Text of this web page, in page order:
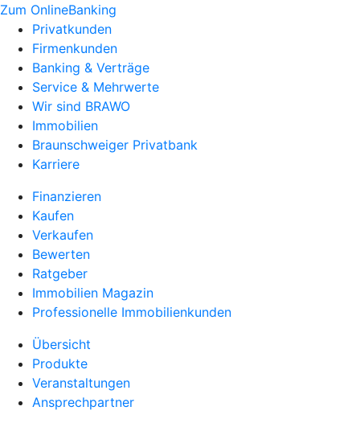
Zum OnlineBanking
Privatkunden
Firmenkunden
Banking & Verträge
Service & Mehrwerte
Wir sind BRAWO
Immobilien
Braunschweiger Privatbank
Karriere
Finanzieren
Kaufen
Verkaufen
Bewerten
Ratgeber
Immobilien Magazin
Professionelle Immobilienkunden
Übersicht
Produkte
Veranstaltungen
Ansprechpartner